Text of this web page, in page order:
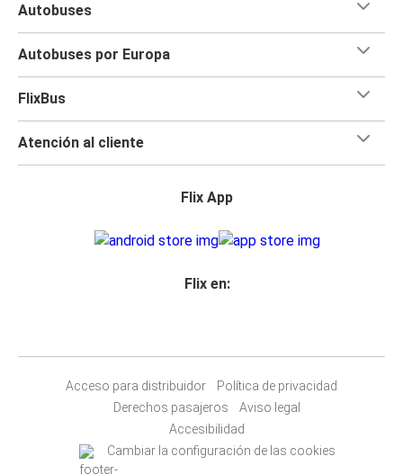
Autobuses
Autobuses por Europa
FlixBus
Atención al cliente
Flix App
Flix en:
Acceso para distribuidor
Política de privacidad
Derechos pasajeros
Aviso legal
Accesibilidad
Cambiar la configuración de las cookies